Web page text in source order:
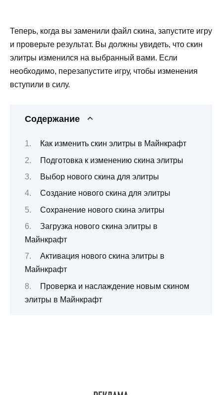
Теперь, когда вы заменили файл скина, запустите игру
и проверьте результат. Вы должны увидеть, что скин
элитры изменился на выбранный вами. Если
необходимо, перезапустите игру, чтобы изменения
вступили в силу.
Содержание
Как изменить скин элитры в Майнкрафт
Подготовка к изменению скина элитры
Выбор нового скина для элитры
Создание нового скина для элитры
Сохранение нового скина элитры
Загрузка нового скина элитры в
Майнкрафт
Активация нового скина элитры в
Майнкрафт
Проверка и наслаждение новым скином
элитры в Майнкрафт